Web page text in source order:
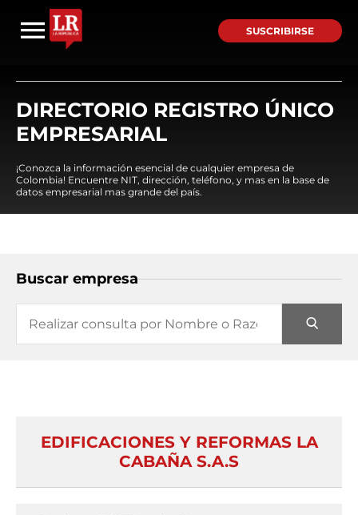
SUSCRIBIRSE
DIRECTORIO REGISTRO ÚNICO
EMPRESARIAL
¡Conozca la información esencial de cualquier empresa de
Colombia! Encuentre NIT, dirección, teléfono, y mas en la base de
datos empresarial mas grande del país.
Buscar empresa
EDIFICACIONES Y REFORMAS LA
CABAÑA S.A.S